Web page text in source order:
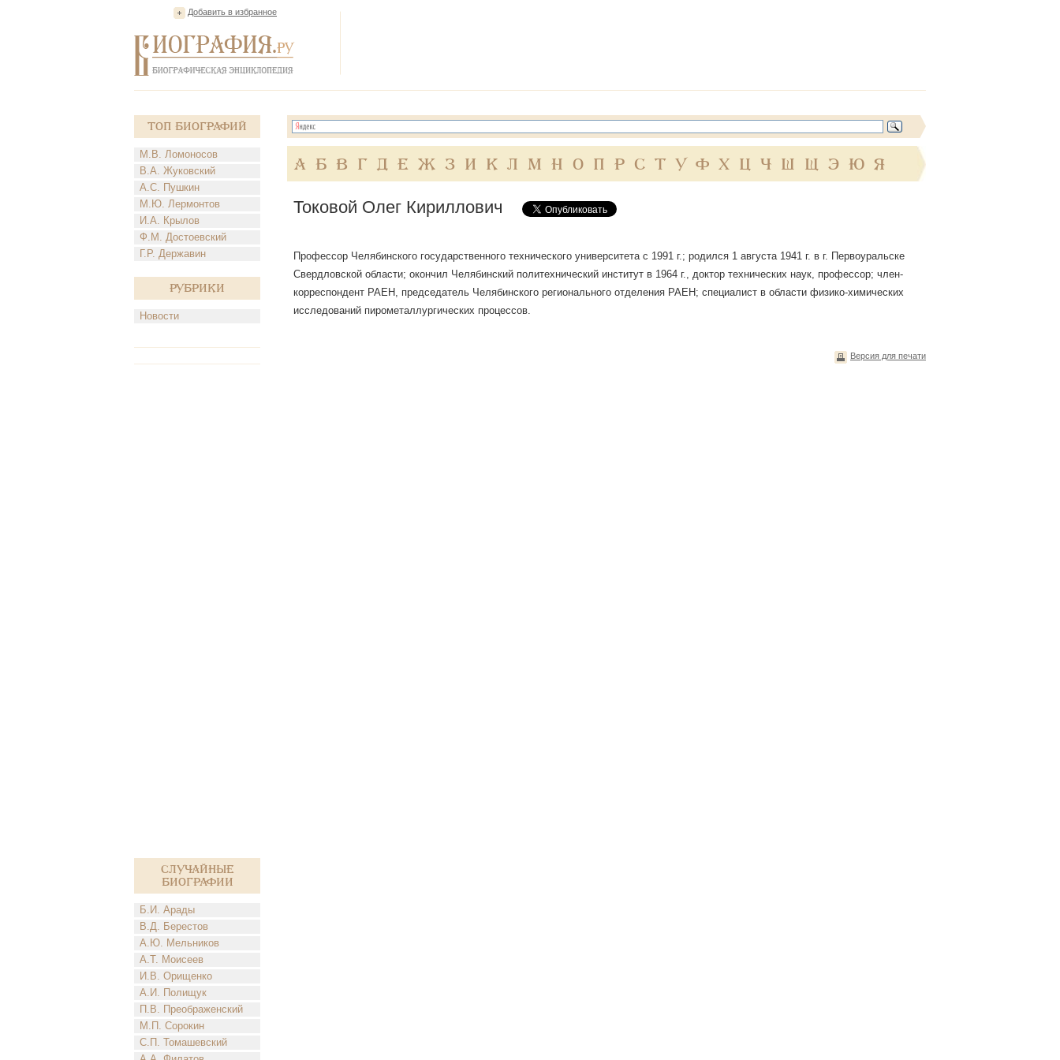
Добавить в избранное
Топ Биографий
М.В. Ломоносов
В.А. Жуковский
А.С. Пушкин
М.Ю. Лермонтов
И.А. Крылов
Ф.М. Достоевский
Г.Р. Державин
Рубрики
Новости
Случайные
биографии
Б.И. Арады
В.Д. Берестов
А.Ю. Мельников
А.Т. Моисеев
И.В. Орищенко
А.И. Полищук
П.В. Преображенский
М.П. Сорокин
С.П. Томашевский
А Б В Г Д Е Ж З И К Л М Н О П Р С Т У Ф Х Ц Ч Ш Щ Э Ю Я
Токовой Олег Кириллович
Профессор Челябинского государственного технического университета с 1991 г.; родился 1 августа 1941 г. в г. Первоуральске
Свердловской области; окончил Челябинский политехнический институт в 1964 г., доктор технических наук, профессор; член-
корреспондент РАЕН, председатель Челябинского регионального отделения РАЕН; специалист в области физико-химических
исследований пирометаллургических процессов.
Версия для печати